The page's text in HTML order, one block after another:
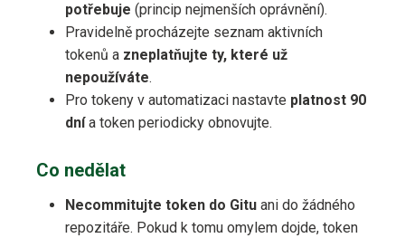
potřebuje (princip nejmenších oprávnění).
Pravidelně procházejte seznam aktivních
tokenů a zneplatňujte ty, které už
nepoužíváte.
Pro tokeny v automatizaci nastavte platnost 90
dnía token periodicky obnovujte.
Co nedělat
Necommitujte token do Gitu ani do žádného
repozitáře. Pokud k tomu omylem dojde, token